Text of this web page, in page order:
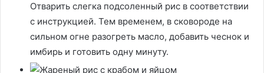
Отварить слегка подсоленный рис в соответствии
с инструкцией. Тем временем, в сковороде на
сильном огне разогреть масло, добавить чеснок и
имбирь и готовить одну минуту.